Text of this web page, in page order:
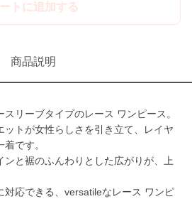
トに追加する
商品説明
スリーブタイプのレース ワンピース。
ットが女性らしさを引き立て、レイヤ
です。
ンと裾のふんわりとした広がりが、上
対応できる、versatileなレース ワンピ